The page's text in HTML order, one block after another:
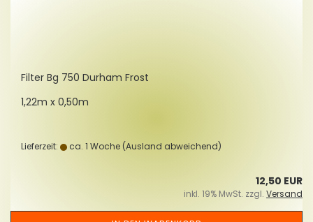
Fil­ter Bg 750 Durham Frost
1,22m x 0,50m
Lieferzeit: ca. 1 Woche (Ausland abweichend)
12,50 EUR
inkl. 19% MwSt. zzgl. Versand